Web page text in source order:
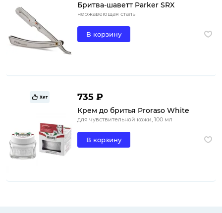
Бритва-шаветт Parker SRX
нержавеющая сталь
В корзину
Хит 735 ₽
Крем до бритья Proraso White
для чувствительной кожи, 100 мл
В корзину